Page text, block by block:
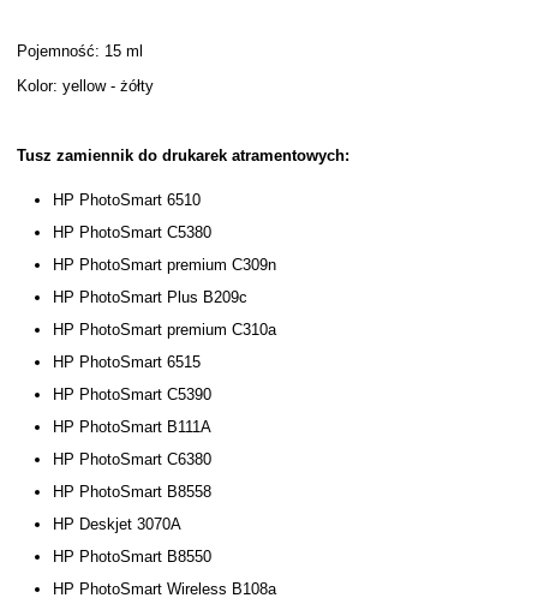
Pojemność: 15 ml
Kolor: yellow - żółty
Tusz zamiennik do drukarek atramentowych:
HP PhotoSmart 6510
HP PhotoSmart C5380
HP PhotoSmart premium C309n
HP PhotoSmart Plus B209c
HP PhotoSmart premium C310a
HP PhotoSmart 6515
HP PhotoSmart C5390
HP PhotoSmart B111A
HP PhotoSmart C6380
HP PhotoSmart B8558
HP Deskjet 3070A
HP PhotoSmart B8550
HP PhotoSmart Wireless B108a